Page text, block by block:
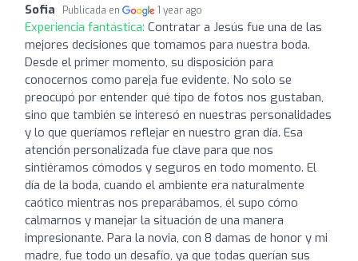
Sofia Publicada en 1 year ago
Experiencia fantástica: Contratar a Jesús fue una de las
mejores decisiones que tomamos para nuestra boda.
Desde el primer momento, su disposición para
conocernos como pareja fue evidente. No solo se
preocupó por entender qué tipo de fotos nos gustaban,
sino que también se interesó en nuestras personalidades
y lo que queríamos reflejar en nuestro gran día. Esa
atención personalizada fue clave para que nos
sintiéramos cómodos y seguros en todo momento. El
día de la boda, cuando el ambiente era naturalmente
caótico mientras nos preparábamos, él supo cómo
calmarnos y manejar la situación de una manera
impresionante. Para la novia, con 8 damas de honor y mi
madre, fue todo un desafío, ya que todas querían sus